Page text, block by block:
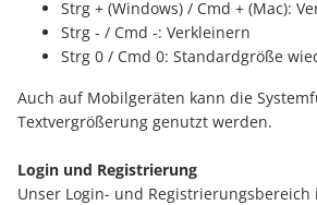
Strg + (Windows) / Cmd + (Mac):
Strg - / Cmd -: Verkleinern
Strg 0 / Cmd 0: Standardgröße
Auch auf Mobilgeräten kann die
Textvergrößerung genutzt werden.
Login und Registrierung
Unser Login- und